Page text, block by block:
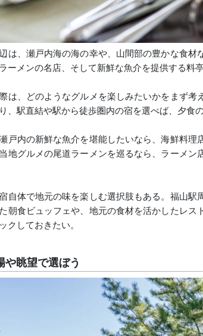
は、瀬戸内海の海の幸や、山間部の豊かな食
ーメンの名店、そして新鮮な魚介を提供する料
は、どのようなグルメを楽しみたいかをまず
、駅直結や駅から徒歩圏内の宿を選べば、夕食
戸内の新鮮な魚介を堪能したいなら、海鮮料理
地グルメの尾道ラーメンを巡るなら、ラーメ
自体で地元の味を楽しむ選択肢もある。福山
朝食ビュッフェや、地元の食材を活かしたレス
クしておきたい。
や眺望で選ぼう